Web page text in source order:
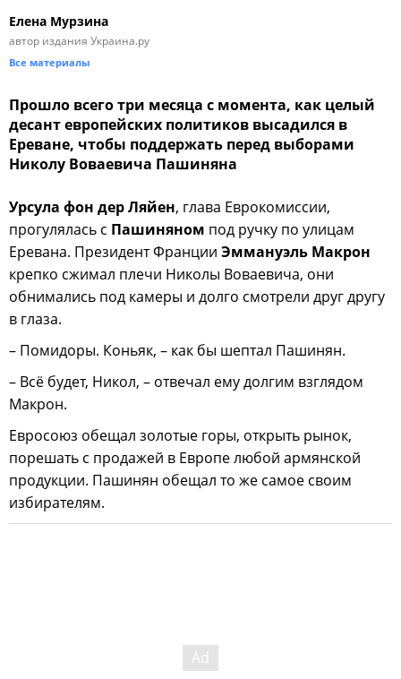
Елена Мурзина
автор издания Украина.ру
Все материалы
Прошло всего три месяца с момента, как целый
десант европейских политиков высадился в
Ереване, чтобы поддержать перед выборами
Николу Воваевича Пашиняна
Урсула фон дер Ляйен, глава Еврокомиссии,
прогулялась с Пашиняном под ручку по улицам
Еревана. Президент Франции Эммануэль Макрон
крепко сжимал плечи Николы Воваевича, они
обнимались под камеры и долго смотрели друг другу
в глаза.
– Помидоры. Коньяк, – как бы шептал Пашинян.
– Всё будет, Никол, – отвечал ему долгим взглядом
Макрон.
Евросоюз обещал золотые горы, открыть рынок,
порешать с продажей в Европе любой армянской
продукции. Пашинян обещал то же самое своим
избирателям.